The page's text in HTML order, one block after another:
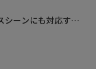
シーンにも対応する
れたイメージを持
スマートインナー